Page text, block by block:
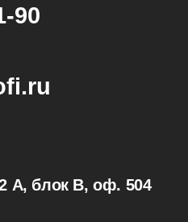
90
А, блок В, оф. 504